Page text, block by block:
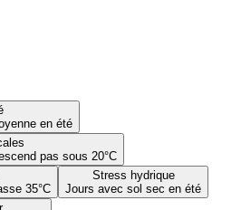
en été
pas sous 20°C
35°C
Stress hydrique
Jours avec sol sec en été